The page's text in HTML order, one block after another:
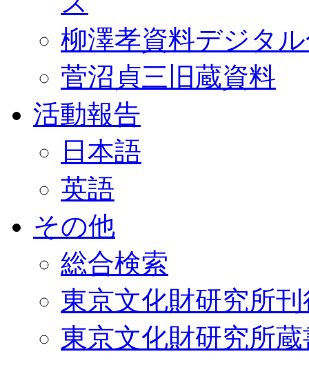
柳澤孝資料デジタ
菅沼貞三旧蔵資料
活動報告
日本語
英語
その他
総合検索
東京文化財研究所
東京文化財研究所